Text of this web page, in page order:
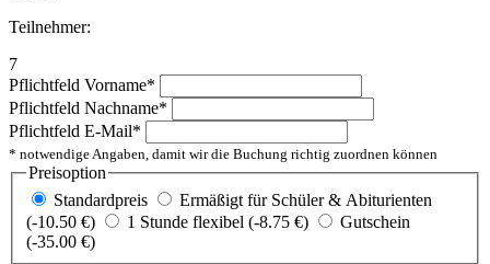
Teilnehmer:
7
Pflichtfeld Vorname*
Pflichtfeld Nachname*
Pflichtfeld E-Mail*
* notwendige Angaben, damit wir die Buchung richtig zuordnen können
Preisoption
Standardpreis
Ermäßigt für Schüler & Abiturienten
(-10.50 €)
1 Stunde flexibel (-8.75 €)
Gutschein
(-35.00 €)